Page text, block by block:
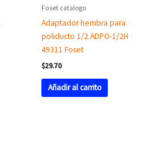
Foset catalogo
Adaptador hembra para
poliducto 1/2 ADPO-1/2H
49311 Foset
$29.70
Añadir al carrito